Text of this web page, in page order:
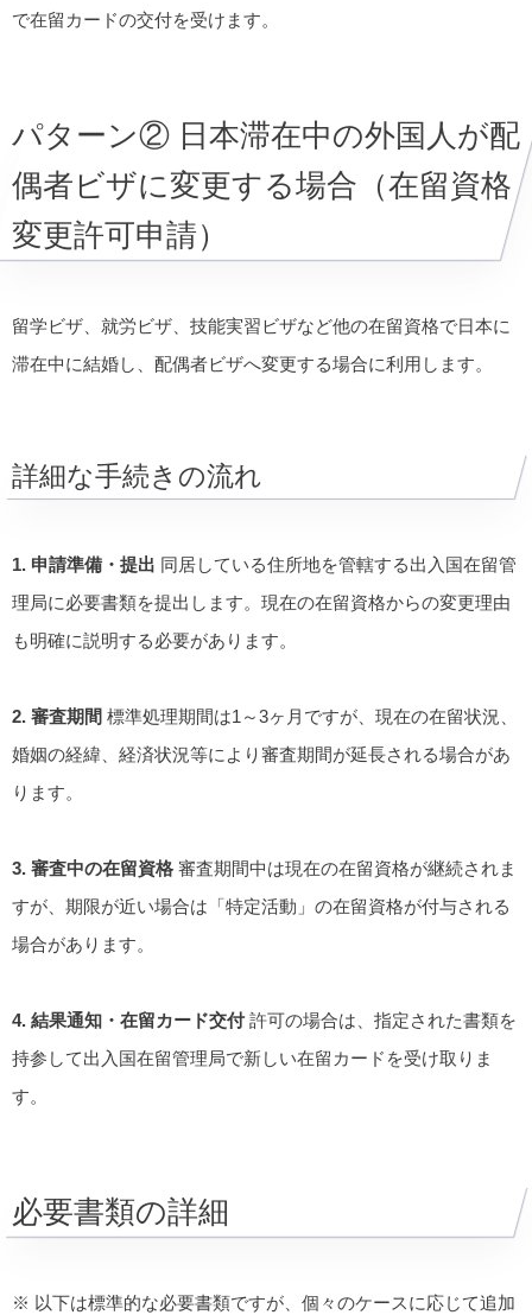
で在留カードの交付を受けます。
パターン② 日本滞在中の外国人が配
偶者ビザに変更する場合（在留資格
変更許可申請）
留学ビザ、就労ビザ、技能実習ビザなど他の在留資格で日本に
滞在中に結婚し、配偶者ビザへ変更する場合に利用します。
詳細な手続きの流れ
1. 申請準備・提出 同居している住所地を管轄する出入国在留管
理局に必要書類を提出します。現在の在留資格からの変更理由
も明確に説明する必要があります。
2. 審査期間 標準処理期間は1～3ヶ月ですが、現在の在留状況、
婚姻の経緯、経済状況等により審査期間が延長される場合があ
ります。
3. 審査中の在留資格 審査期間中は現在の在留資格が継続されま
すが、期限が近い場合は「特定活動」の在留資格が付与される
場合があります。
4. 結果通知・在留カード交付許可の場合は、指定された書類を
持参して出入国在留管理局で新しい在留カードを受け取りま
す。
必要書類の詳細
※ 以下は標準的な必要書類ですが、個々のケースに応じて追加